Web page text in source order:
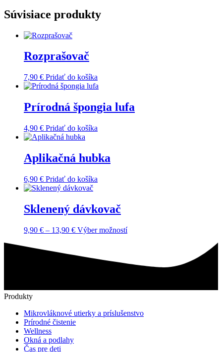
Súvisiace produkty
Rozprašovač
7,90 € Pridať do košíka
Prírodná špongia lufa
4,90 € Pridať do košíka
Aplikačná hubka
6,90 € Pridať do košíka
Sklenený dávkovač
9,90 € – 13,90 €Price
through
Výber možnostíTento
variantov.
môžete
stránke
Produkty
Mikrovláknové utierky a príslušenstvo
Prírodné čistenie
Wellness
Okná a podlahy
Čas pre deti